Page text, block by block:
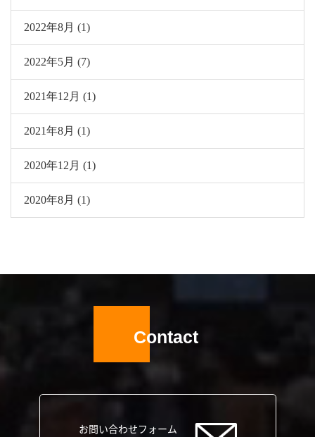
2022年8月 (1)
2022年5月 (7)
2021年12月 (1)
2021年8月 (1)
2020年12月 (1)
2020年8月 (1)
Contact
お問い合わせフォーム